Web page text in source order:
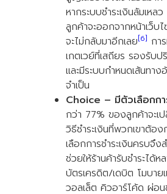
หากระบบชำระเงินล้มเห
ลูกค้าจะออกจากหน้าเว็บ
จะไม่กลับมาอีกเลย[6] กา
เกตเวย์ที่เสถียร รองรับ
และมีระบบกำหนดเส้นทาง
จำเป็น
Choice – มีตัวเลือกกา
กว่า 77% ของลูกค้าจะเ
วิธีชำระเงินที่พวกเขาต้อง
เลือกการชำระเงินครบจึ
ช่วยให้ร้านค้ารับชำระได้
บัตรเครดิต/เดบิต โมบา
วอลเล็ต คิวอาร์โค้ด ผ่อน